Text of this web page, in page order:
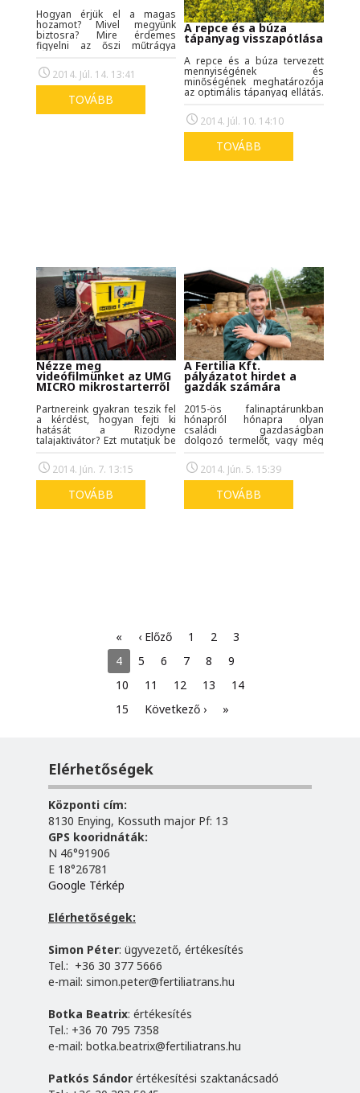
Hogyan érjük el a magas
hozamot? Mivel megyünk
biztosra? Mire érdemes
figyelni az őszi műtrágya
Olvassa el cikkünket!
2014. Júl. 14. 13:41
TOVÁBB
A repce és a búza
tápanyag visszapótlása
A repce és a búza tervezett
mennyiségének és
minőségének meghatározója
az optimális tápanyag ellátás.
fajlagos makro, mezo, és
mikro tápanyag-igényéről
írunk cikkünkben!
2014. Júl. 10. 14:10
TOVÁBB
Nézze meg
videófilmünket az UMG
MICRO mikrostarterről
Partnereink gyakran teszik fel
a kérdést, hogyan fejti ki
hatását a Rizodyne
talajaktivátor? Ezt mutatjuk be
UMG MICRO tavaszi és őszi
felhasználásáról, a
terméktapasztalatokról két
termelő mondja el
véleményét.
2014. Jún. 7. 13:15
TOVÁBB
A Fertilia Kft.
pályázatot hirdet a
gazdák számára
2015-ös falinaptárunkban
hónapról hónapra olyan
családi gazdaságban
dolgozó termelőt, vagy még
folytató fiatalt fogunk
bemutatni, aki büszke arra,
amit felmenői elértek, és amit
ő maga is tovább örököl.
2014. Jún. 5. 15:39
TOVÁBB
« ‹ Előző 1 2
3
4
5 6 7 8
9
10
11 12 13
14
15
Következő › »
Elérhetőségek
Központi cím:
8130 Enying, Kossuth major Pf: 13
GPS kooridnáták:
N 46°91906
E 18°26781
Google Térkép
Elérhetőségek:
Simon Péter: ügyvezető, értékesítés
Tel.: +36 30 377 5666
e-mail: simon.peter@fertiliatrans.hu
Botka Beatrix: értékesítés
Tel.: +36 70 795 7358
e-mail: botka.beatrix@fertiliatrans.hu
Patkós Sándor értékesítési szaktanácsadó